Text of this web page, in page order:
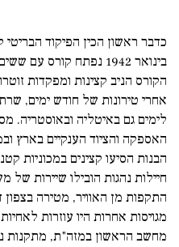
כדבר ראשון הכין הפיקוד
בינואר 1942 נפתח
הקורס הניב קצינות ומפקדות
אחרי טירונות של חודש ימים,
לימים גם באיטליה ובאוסטריה.
האספקה והציוד הענקיים בארץ
הבנות הסיעו קצינים במכוניות
חיילות נהגות הובילו שיירות
התקפות מן האוויר, מטירה
מגויסות אחרות היו עוזרות
מחשב הראשון במזה"ת, מתקנות